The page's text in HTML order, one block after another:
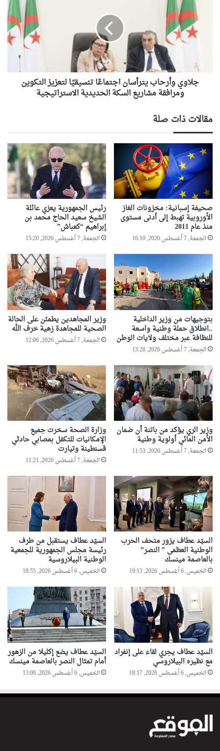
يترأسان
اجتماعًا
تنسيقيًا
ومرافقة
مشاريع
السكةجلاوي وأرحاب يترأسان اجتماعًا تنسيقيًا لتعزيز التكوين
ومرافقة مشاريع السكة الحديدية الاستراتيجية
مقالات ذات صلة
صحيفة إسبانية: مخزونات الغاز
الأوروبية تهبط إلى أدنى مستوى
منذ عام 2011
الجمعة, 7 أغسطس 2026, 16:10
رئيس الجمهورية يعزي عائلة
الشيخ سعيد الحاج محمد بن
إبراهيم “كعباش”
الجمعة, 7 أغسطس 2026, 15:20
بتوجيهات من وزير الداخلية
..انطلاق حملة وطنية واسعة
للنظافة عبر مختلف ولايات الوطن
الجمعة, 7 أغسطس 2026, 13:28
وزير المجاهدين يطمئن على الحالة
الصحية للمجاهدة زهية خرف الله
الجمعة, 7 أغسطس 2026, 12:06
وزير الري يؤكد من باتنة أن ضمان
الأمن المائي أولوية وطنية
الجمعة, 7 أغسطس 2026, 11:53
وزارة الصحة سخرت جميع
الإمكانيات للتكفل بمصابي حادثي
قسنطينة وتيارت
الجمعة, 7 أغسطس 2026, 11:21
السيّد عطاف يزور متحف الحرب
الوطنية العظمى ” النصر”
بالعاصمة مينسك
الخميس, 6 أغسطس 2026, 19:13
السيّد عطاف يستقبل من طرف
رئيسة مجلس الجمهورية للجمعية
الوطنية البيلاروسية
الخميس, 6 أغسطس 2026, 18:55
السيّد عطاف يجري لقاء على إنفراد
مع نظيره البيلاروسي
الخميس, 6 أغسطس 2026, 18:17
السيّد عطاف يضع إكليلا من الزهور
أمام تمثال النصر بالعاصمة مينسك
الخميس, 6 أغسطس 2026, 13:00